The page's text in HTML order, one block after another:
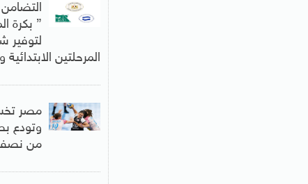
” بكرة
لتوفير
المرحلتين الابتدائية
وتودع
من نصف